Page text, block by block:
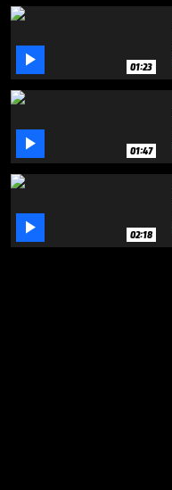
 01:23
 01:47
 02:18